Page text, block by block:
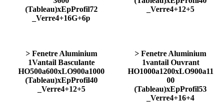
(Tableau)xEpProfil72
_Verre4+16G+6p
_Verre4+12+5
> Fenetre Aluminium
1Vantail Basculante
HO500a600xLO900a1000
(Tableau)xEpProfil40
_Verre4+12+5
> Fenetre Aluminium
1vantail Ouvrant
HO1000a1200xLO900a11
00
(Tableau)xEpProfil53
_Verre4+16+4